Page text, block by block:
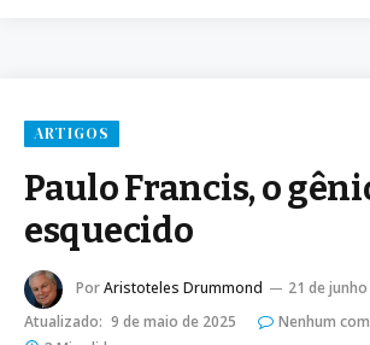
ARTIGOS
Paulo Francis, o
esquecido
PorAristoteles Drummond
21 de
Atualizado: 9 de maio de 2025
Nenhum